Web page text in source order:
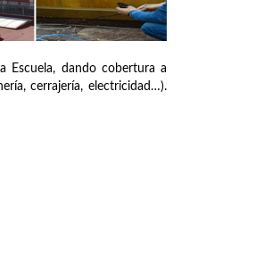
Escuela, dando cobertura a
cerrajería, electricidad…).